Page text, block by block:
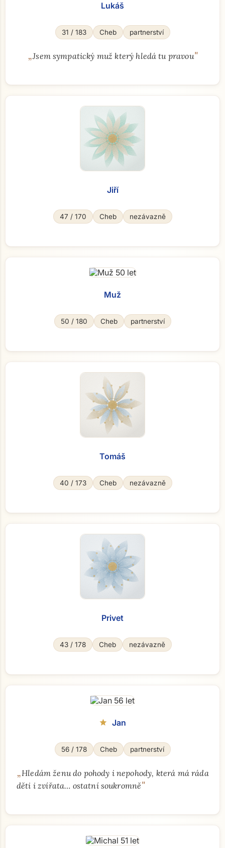
Přejít na hlavní obsah
Lukáš
31 / 183 Cheb partnerství
„Jsem sympatický muž který hledá tu pravou"
Jiří
47 / 170 Cheb nezávazně
Muž
50 / 180 Cheb partnerství
Tomáš
40 / 173 Cheb nezávazně
Privet
43 / 178 Cheb nezávazně
star Jan
56 / 178 Cheb partnerství
„Hledám ženu do pohody i nepohody, která má ráda
děti i zvířata… ostatní soukromně"